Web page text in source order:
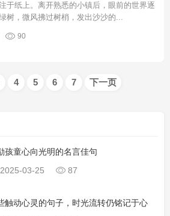
于纸上。离开熟悉的小镇后，眼前的世界逐
树，微风拂过树梢，发出沙沙的...
90
4 5 6 7 下一页
孩童心向光明的名言佳句
2025-03-25
87
触动心灵的句子，时光流转仍铭记于心